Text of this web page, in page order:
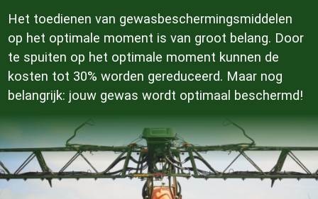
Het toedienen van gewasbeschermingsmiddelen
op het optimale moment is van groot belang. Door
te spuiten op het optimale moment kunnen de
kosten tot 30% worden gereduceerd. Maar nog
belangrijk: jouw gewas wordt optimaal beschermd!